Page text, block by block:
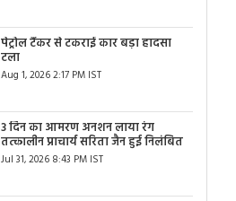
पेट्रोल टैंकर से टकराई कार बड़ा हादसा
टला
Aug 1, 2026 2:17 PM IST
3 दिन का आमरण अनशन लाया रंग
तत्कालीन प्राचार्य सरिता जैन हुई निलंबित
Jul 31, 2026 8:43 PM IST